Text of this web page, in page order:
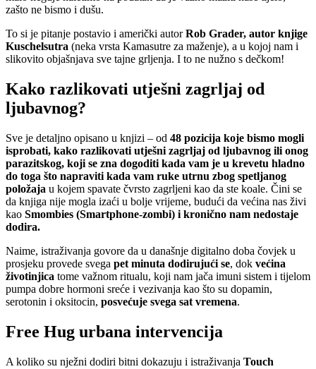
zašto ne bismo i dušu.
To si je pitanje postavio i američki autorRob Grader, autor knjige
Kuschelsutra (neka vrsta Kamasutre za maženje), a u kojoj nam i
slikovito objašnjava sve tajne grljenja. I to ne nužno s dečkom!
Kako razlikovati utješni zagrljaj od
ljubavnog?
Sve je detaljno opisano u knjizi – od 48 pozicija koje bismo mogli
isprobati, kako razlikovati utješni zagrljaj od ljubavnog ili onog
parazitskog, koji se zna dogoditi kada vam je u krevetu hladno
do toga što napraviti kada vam ruke utrnu zbog spetljanog
položaja u kojem spavate čvrsto zagrljeni kao da ste koale. Čini se
da knjiga nije mogla izaći u bolje vrijeme, budući da većina nas živi
kao Smombies (Smartphone-zombi) i kronično nam nedostaje
dodira.
Naime, istraživanja govore da u današnje digitalno doba čovjek u
prosjeku provede svega pet minuta dodirujući se, dok većina
životinjica tome važnom ritualu, koji nam jača imuni sistem i tijelom
pumpa dobre hormoni sreće i vezivanja kao što su dopamin,
serotonin i oksitocin, posvećuje svega sat vremena.
Free Hug urbana intervencija
A koliko su nježni dodiri bitni dokazuju i istraživanja Touch